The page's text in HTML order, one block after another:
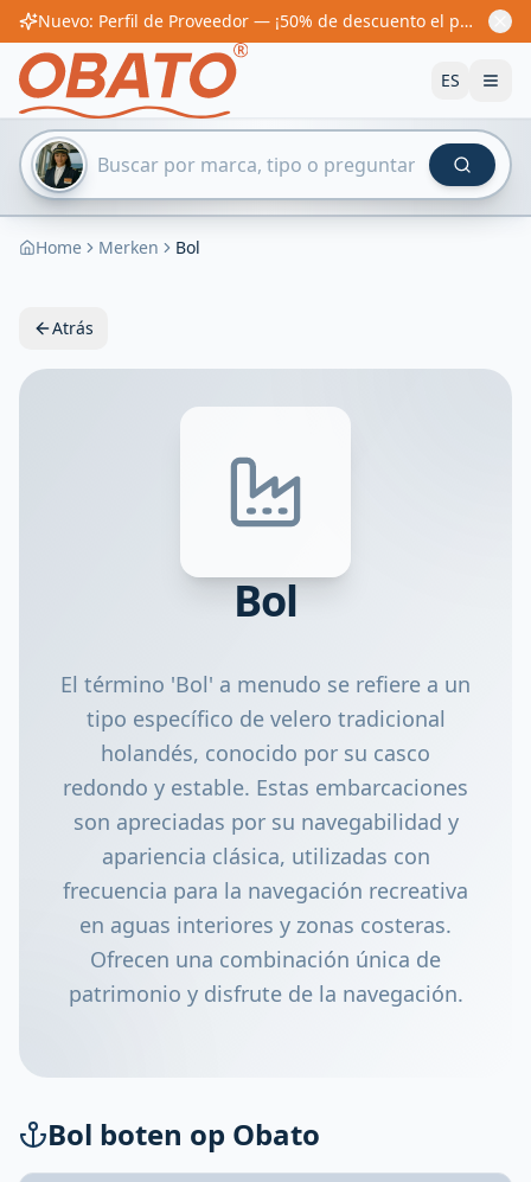
Nuevo: Perfil de Proveedor — ¡50% de descuento el primer año! Desde 60€/año
ES
Home Merken Bol
Atrás
Bol
El término 'Bol' a menudo se refiere a un
tipo específico de velero tradicional
holandés, conocido por su casco
redondo y estable. Estas embarcaciones
son apreciadas por su navegabilidad y
apariencia clásica, utilizadas con
frecuencia para la navegación recreativa
en aguas interiores y zonas costeras.
Ofrecen una combinación única de
patrimonio y disfrute de la navegación.
Bol boten op Obato